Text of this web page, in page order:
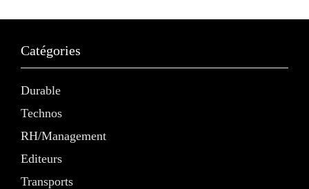
Catégories
Durable
Technos
RH/Management
Editeurs
Transports